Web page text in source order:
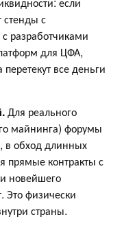
стенды с
разработчиками
для ЦФА,
все деньги
Для реального
майнинга) форумы
в обход длинных
прямые контракты с
новейшего
Это физически
страны.